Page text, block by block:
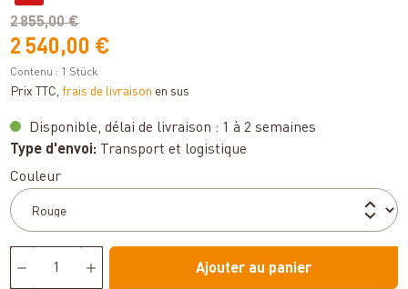
2 855,00 €
2 540,00 €
Contenu : 1 Stück
Prix TTC, frais de livraison en sus
Disponible, délai de livraison : 1 à 2 semaines
Type d'envoi: Transport et logistique
Sélectionnez
Couleur
Ajouter au panier